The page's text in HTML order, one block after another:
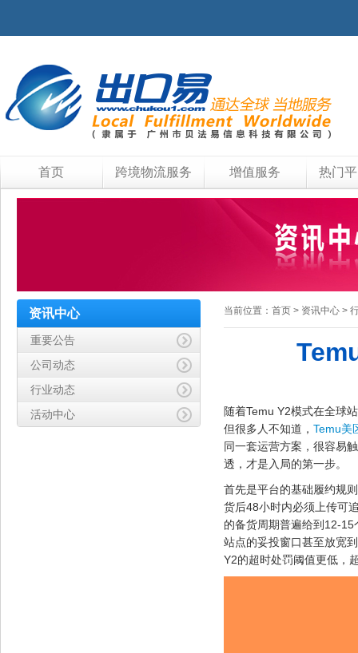
首页 跨境物流服务 增值服务 热门
资讯中心
重要公告
公司动态
行业动态
活动中心
当前位置： 首页 > 资讯中心 >
随着Temu Y2模式在全球
但很多人不知道， Temu美
同一套运营方案，很容易
透，才是入局的第一步。
首先是平台的基础履约规
货后48小时内必须上传可
的备货周期普遍给到12-
站点的妥投窗口甚至放宽
Y2的超时处罚阈值更低，